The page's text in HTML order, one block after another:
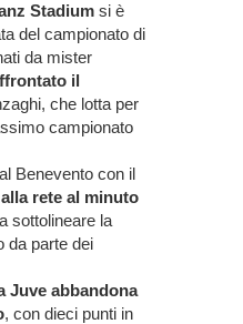
Stadium si è
del campionato di
da mister
il
che lotta per
campionato
Benevento con il
rete al minuto
sottolineare la
da parte dei
Juve abbandona
, con dieci punti in